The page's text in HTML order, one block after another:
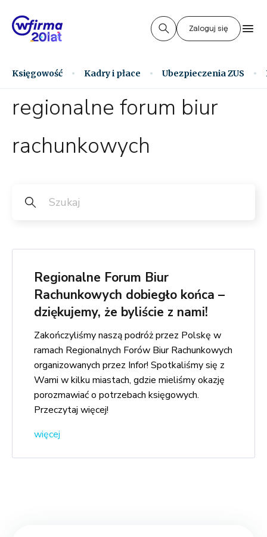
Zaloguj się
Księgowość Kadry i płace Ubezpieczenia ZUS
regionalne forum biur
rachunkowych
Regionalne Forum Biur
Rachunkowych dobiegło końca –
dziękujemy, że byliście z nami!
Zakończyliśmy naszą podróż przez Polskę w
ramach Regionalnych Forów Biur Rachunkowych
organizowanych przez Infor! Spotkaliśmy się z
Wami w kilku miastach, gdzie mieliśmy okazję
porozmawiać o potrzebach księgowych.
Przeczytaj więcej!
więcej